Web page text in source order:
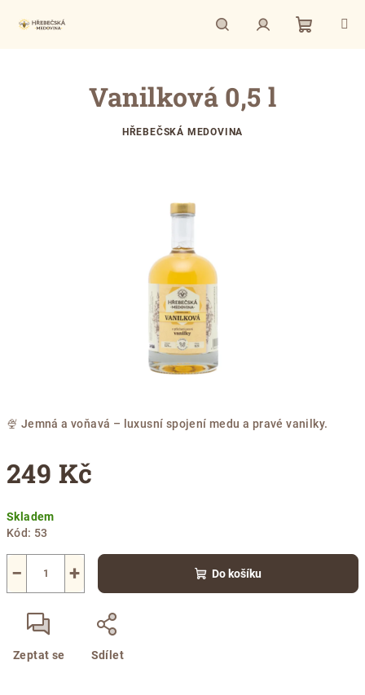
🍨 Jemná a voňavá – luxusní spojení medu a pravé vanilky.
249 Kč
cena:
Skladem
Kód: 53
+
− Do košíku
Zeptat se Sdílet
Vanilková 0,5 l
HŘEBEČSKÁ MEDOVINA